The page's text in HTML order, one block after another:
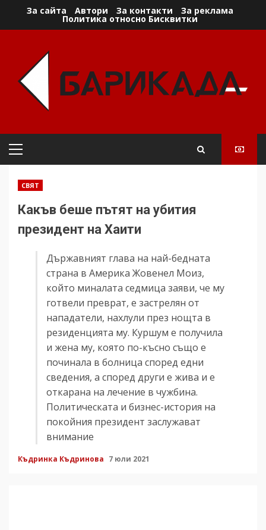
За сайта Автори За контакти За реклама
Политика относно Бисквитки
Primary
СВЯТ
Какъв беше пътят на убития
президент на Хаити
Държавният глава на най-бедната
страна в Америка Жовенел Моиз,
който миналата седмица заяви, че му
готвели преврат, е застрелян от
нападатели, нахлули през нощта в
резиденцията му. Куршум е получила
и жена му, която по-късно също е
починала в болница според едни
сведения, а според други е жива и е
откарана на лечение в чужбина.
Политическата и бизнес-история на
покойния президент заслужават
внимание
Къдринка Къдринова 7 юли 2021